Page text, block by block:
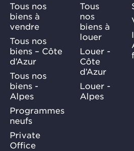
Tous nos
biens à
vendre
Tous nos
biens – Côte
d’Azur
Tous nos
biens -
Alpes
Programmes
neufs
Private
Office
Tous
nos
biens à
louer
Louer -
Côte
d’Azur
Louer -
Alpes